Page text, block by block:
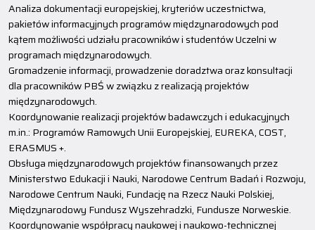
Analiza dokumentacji europejskiej, kryteriów uczestnictwa,
pakietów informacyjnych programów międzynarodowych pod
kątem możliwości udziału pracowników i studentów Uczelni w
programach międzynarodowych.
Gromadzenie informacji, prowadzenie doradztwa oraz konsultacji
dla pracowników PBŚ w związku z realizacją projektów
międzynarodowych.
Koordynowanie realizacji projektów badawczych i edukacyjnych
m.in.: Programów Ramowych Unii Europejskiej, EUREKA, COST,
ERASMUS +.
Obsługa międzynarodowych projektów finansowanych przez
Ministerstwo Edukacji i Nauki, Narodowe Centrum Badań i Rozwoju,
Narodowe Centrum Nauki, Fundację na Rzecz Nauki Polskiej,
Międzynarodowy Fundusz Wyszehradzki, Fundusze Norweskie.
Koordynowanie współpracy naukowej i naukowo-technicznej